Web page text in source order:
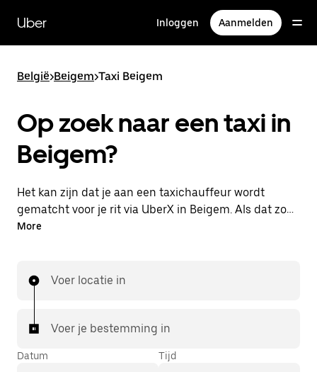
naar
hoofdinhoud
Uber Inloggen Aanmelden
België>Beigem>Taxi Beigem
Op zoek naar een taxi in
Beigem?
Het kan zijn dat je aan een taxichauffeur wordt
gematcht voor je rit via UberX in Beigem. Als dat zo
is, profiteer je van dezelfde 24/7 beschikbaarheid en
More
Voer locatie in
Voer je bestemming in
Datum Tijd